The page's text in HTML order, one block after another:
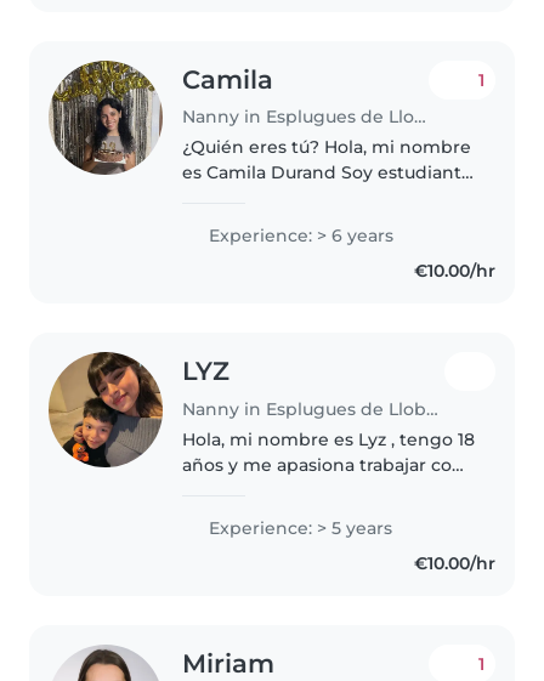
Camila
Nanny in Esplugues de Llobregat
1
¿Quién eres tú? Hola, mi nombre
es Camila Durand Soy estudiante
Superior en Anatomía Patológica
y Citodiagnóstico y me apasiona
Experience: > 6 years
€10.00/hr
LYZ
Nanny in Esplugues de Llobregat
Hola, mi nombre es Lyz , tengo 18
años y me apasiona trabajar con
una persona muy paciente,
responsable y cariñosa. Disfruto
Experience: > 5 years
€10.00/hr
Miriam 1